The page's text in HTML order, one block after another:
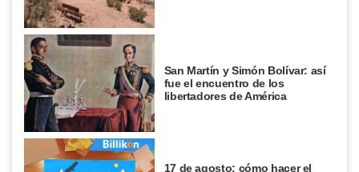
San Martín y Simón Bolívar: así
fue el encuentro de los
libertadores de América
17 de agosto: cómo hacer el